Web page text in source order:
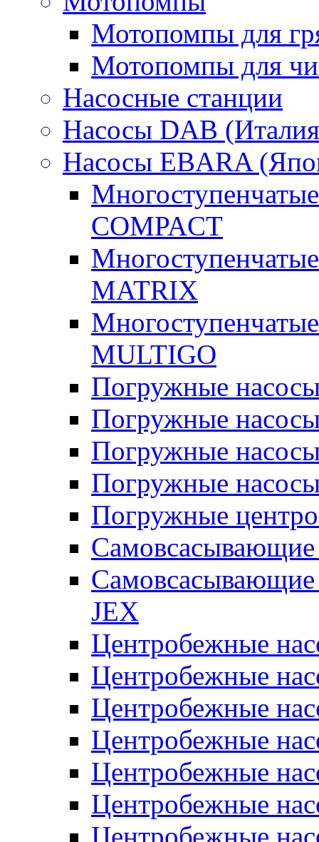
Мотопомпы для
Мотопомпы для
Насосные станции
Насосы DAB
Насосы EBARA
COMPACT
MATRIX
MULTIGO
Погружные
Погружные
Погружные
Погружные
Погружные
Самовсасывающие
Самовсасывающие
JEX
Центробежные
Центробежные
Центробежные
Центробежные
Центробежные
Центробежные
Центробежные